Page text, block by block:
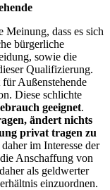
dass es sich
bürgerliche
sowie die
Qualifizierung.
Außenstehende
Diese schlichte
geeignet.
ändert nichts
privat tragen zu
im Interesse der
Anschaffung von
als geldwerter
einzuordnen.